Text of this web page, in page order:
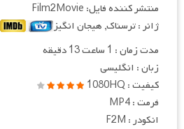
منتشر کننده فایل: Film2Movie
ژانر : ترسناک, هیجان انگیز
مدت زمان : 1 ساعت 13 دقیقه
زبان : انگلیسی
کیفیت : 1080HQ
فرمت : MP4
انکودر : F2M